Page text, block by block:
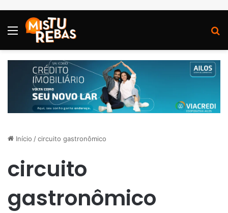
Menu
Início /circuito gastronômico
circuito
gastronômico